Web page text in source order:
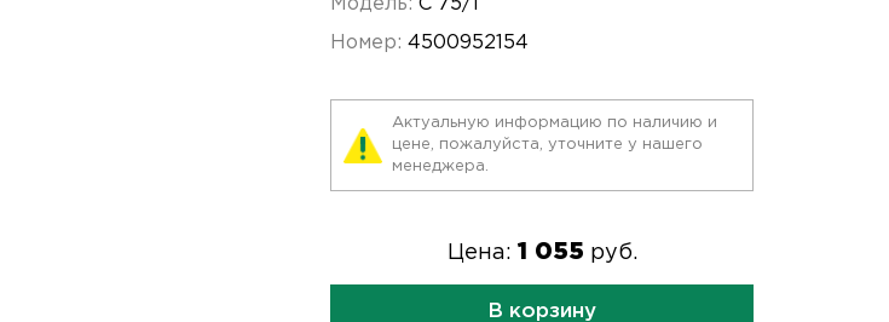
Модель: C 75/1
Номер: 4500952154
Актуальную информацию по наличию и
цене, пожалуйста, уточните у нашего
менеджера.
Цена: 1 055 руб.
В корзину